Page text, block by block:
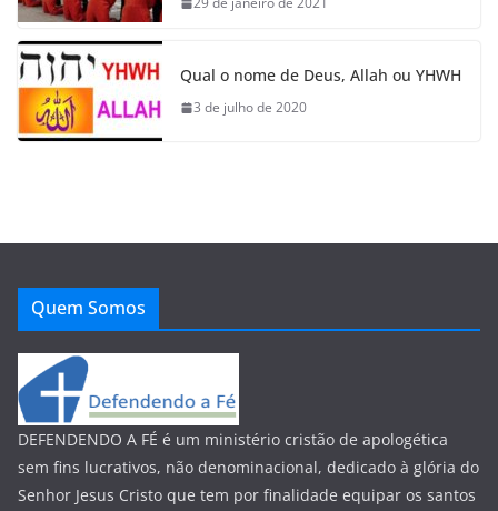
Qual o nome de Deus, Allah ou YHWH
3 de julho de 2020
Quem Somos
DEFENDENDO A FÉ é um ministério cristão de apologética
sem fins lucrativos, não denominacional, dedicado à glória do
Senhor Jesus Cristo que tem por finalidade equipar os santos